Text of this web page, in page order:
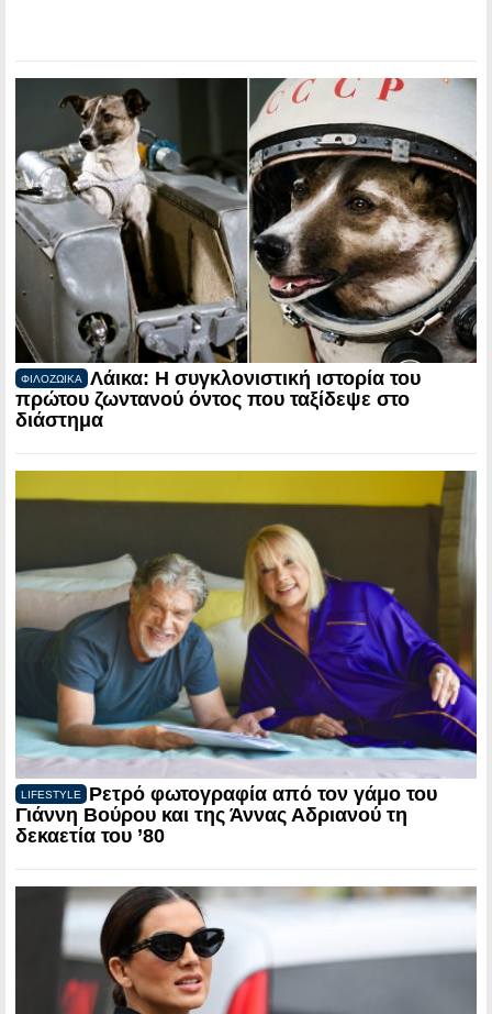
ΦΙΛΟΖΩΙΚΑ
Λάικα: Η συγκλονιστική ιστορία του
πρώτου ζωντανού όντος που ταξίδεψε στο
διάστημα
LIFESTYLE
Ρετρό φωτογραφία από τον γάμο του
Γιάννη Βούρου και της Άννας Αδριανού τη
δεκαετία του ’80